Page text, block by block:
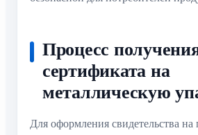
Процесс
сертификата на
металлическую
Для оформления свидетельства